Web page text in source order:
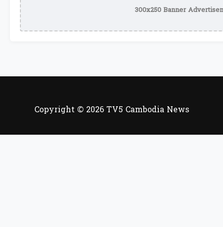
300x250 Banner
Copyright © 2026 TV5 Cambodia News